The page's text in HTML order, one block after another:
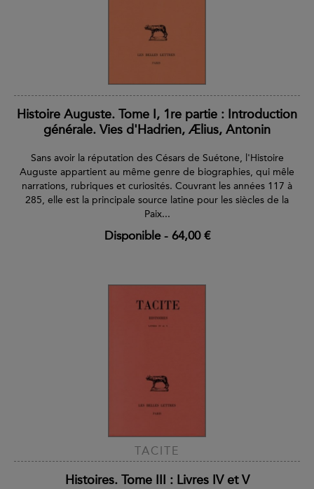
Histoire Auguste. Tome I, 1re partie : Introduction
générale. Vies d'Hadrien, Ælius, Antonin
Sans avoir la réputation des Césars de Suétone, l'Histoire
Auguste appartient au même genre de biographies, qui mêle
narrations, rubriques et curiosités. Couvrant les années 117 à
285, elle est la principale source latine pour les siècles de la
Paix...
Disponible- 64,00 €
TACITE
Histoires. Tome III : Livres IV et V